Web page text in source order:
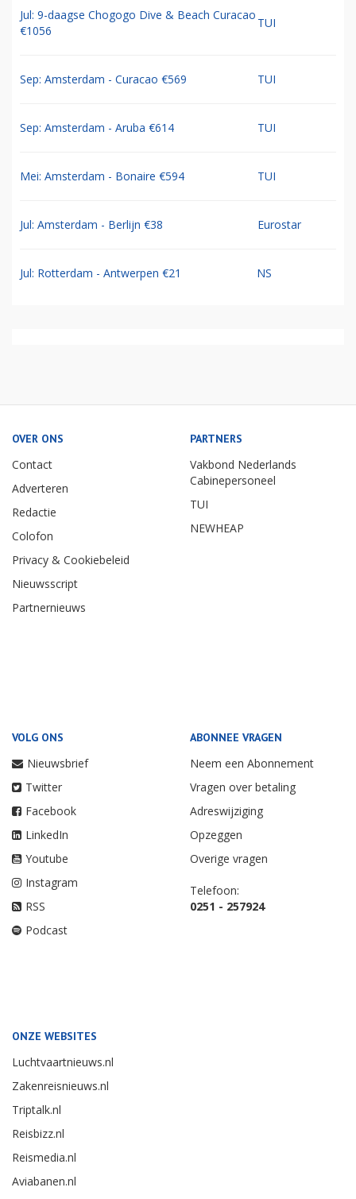
Jul: 9-daagse Chogogo Dive & Beach Curacao
€1056
TUI
Sep: Amsterdam - Curacao €569 TUI
Sep: Amsterdam - Aruba €614 TUI
Mei: Amsterdam - Bonaire €594 TUI
Jul: Amsterdam - Berlijn €38 Eurostar
Jul: Rotterdam - Antwerpen €21 NS
OVER ONS
Contact
Adverteren
Redactie
Colofon
Privacy & Cookiebeleid
Nieuwsscript
Partnernieuws
PARTNERS
Vakbond Nederlands
Cabinepersoneel
TUI
NEWHEAP
VOLG ONS
Nieuwsbrief
Twitter
Facebook
LinkedIn
Youtube
Instagram
RSS
Podcast
ABONNEE VRAGEN
Neem een Abonnement
Vragen over betaling
Adreswijziging
Opzeggen
Overige vragen
Telefoon:
0251 - 257924
ONZE WEBSITES
Luchtvaartnieuws.nl
Zakenreisnieuws.nl
Triptalk.nl
Reisbizz.nl
Reismedia.nl
Aviabanen.nl